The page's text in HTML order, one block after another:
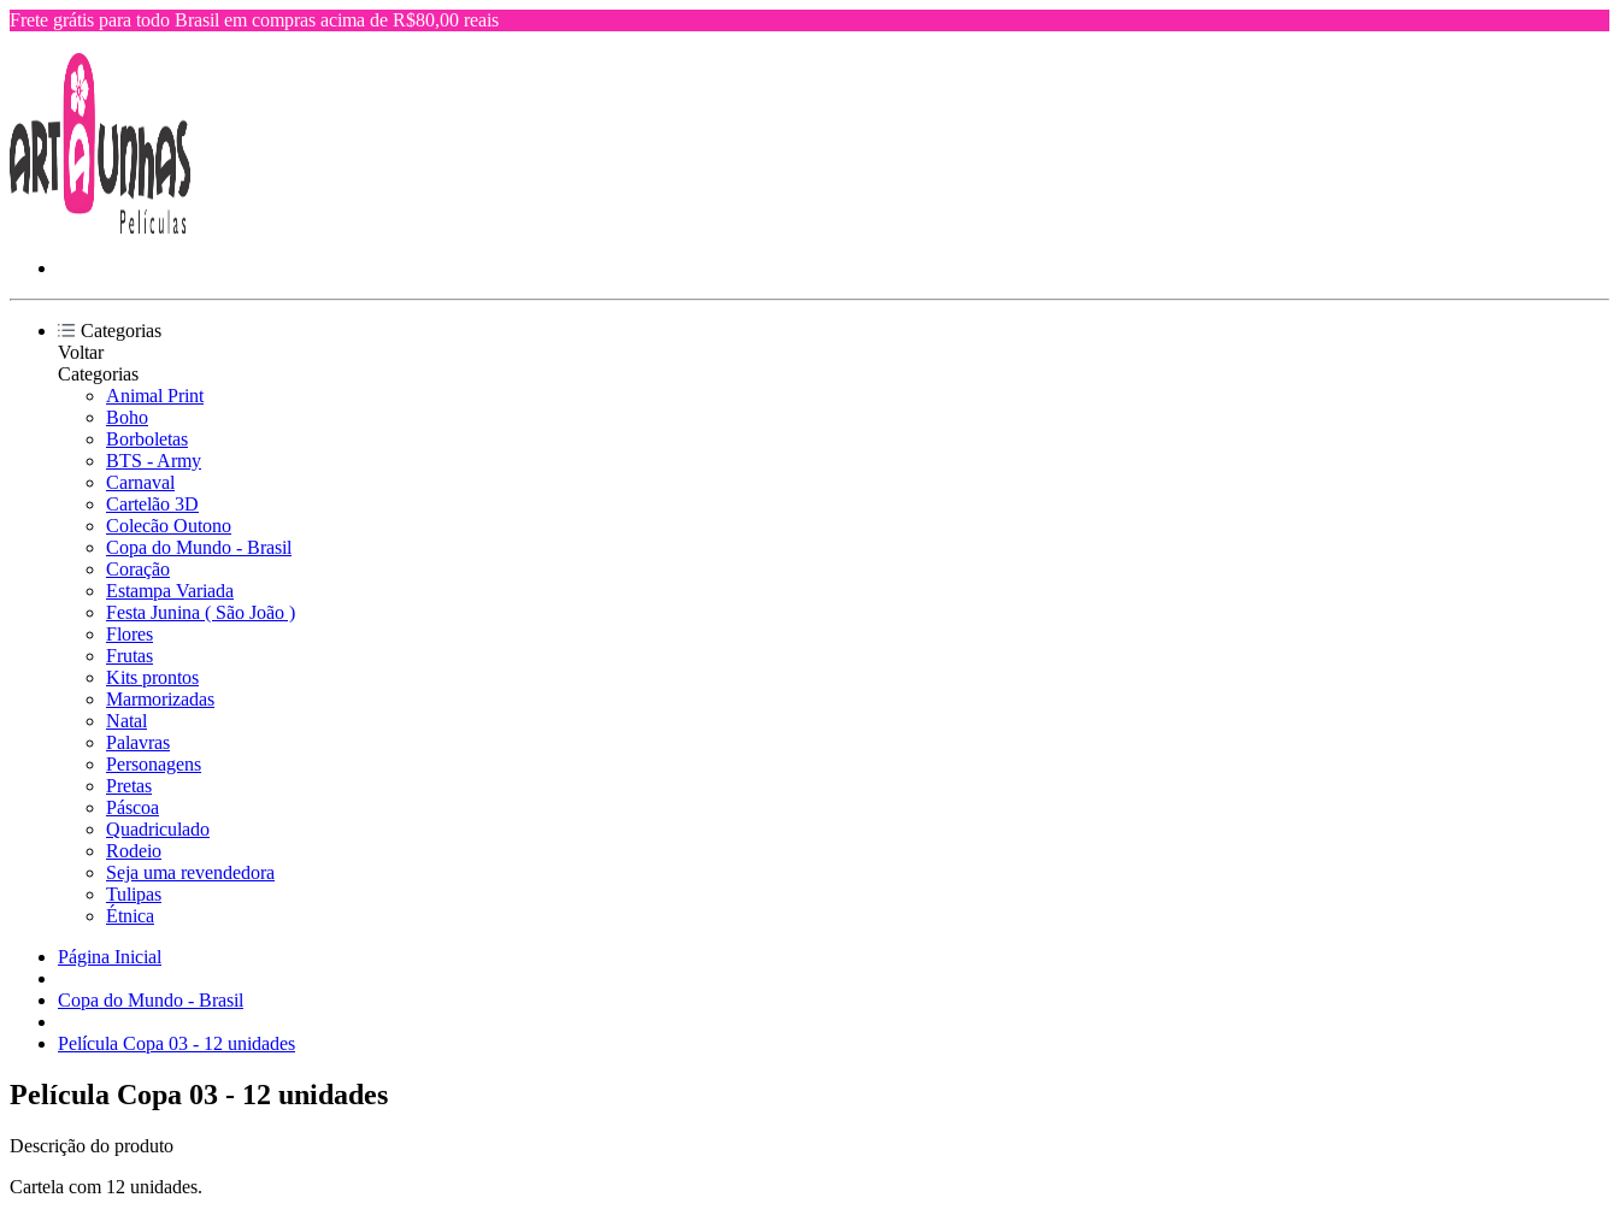
Frete grátis para todo Brasil em compras acima de R$80,00 reais
Categorias
Voltar
Categorias
Animal Print
Boho
Borboletas
BTS - Army
Carnaval
Cartelão 3D
Colecão Outono
Copa do Mundo - Brasil
Coração
Estampa Variada
Festa Junina ( São João )
Flores
Frutas
Kits prontos
Marmorizadas
Natal
Palavras
Personagens
Pretas
Páscoa
Quadriculado
Rodeio
Seja uma revendedora
Tulipas
Étnica
Página Inicial
Copa do Mundo - Brasil
Película Copa 03 - 12 unidades
Película Copa 03 - 12 unidades
Descrição do produto
Cartela com 12 unidades.